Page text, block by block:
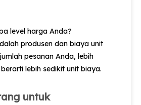
level harga Anda?
produsen dan biaya unit
pesanan Anda, lebih
lebih sedikit unit biaya.
untuk